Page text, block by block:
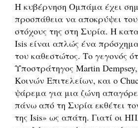
Η κυβέρνηση Ομπάμα έχει
προσπάθεια να αποκρύψει
στόχους της στη Συρία. Η
Isis είναι απλώς ένα
του καθεστώτος. Το γεγονός
Υποστράτηγος Martin
Κοινών Επιτελείων, και ο
ψάρεμα για μια ζώνη
πάνω από τη Συρία εκθέτει
της Isis» ως απάτη. Γιατί οι